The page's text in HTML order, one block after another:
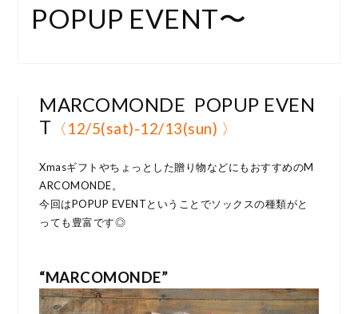
POPUP EVENT〜
MARCOMONDE POPUP EVEN
T 〈12/5(sat)-12/13(sun) 〉
Xmasギフトやちょっとした贈り物などにもおすすめのM
ARCOMONDE。
今回はPOPUP EVENTということでソックスの種類がと
っても豊富です◎
“MARCOMONDE”